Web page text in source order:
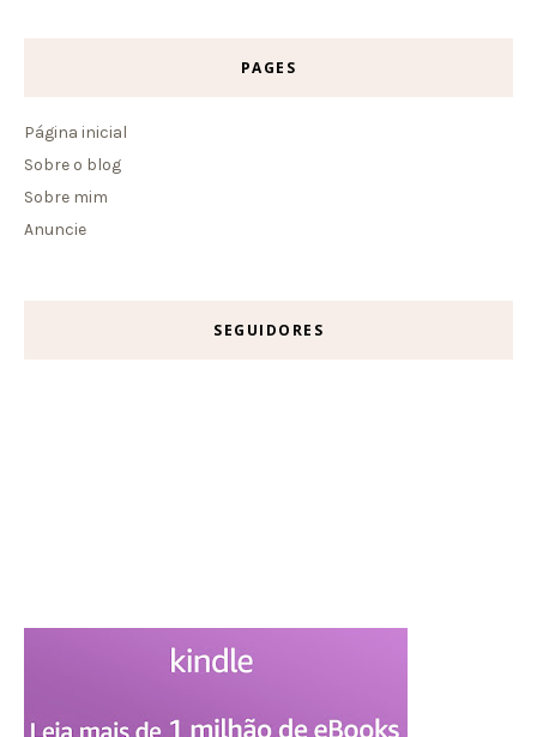
PAGES
Página inicial
Sobre o blog
Sobre mim
Anuncie
SEGUIDORES